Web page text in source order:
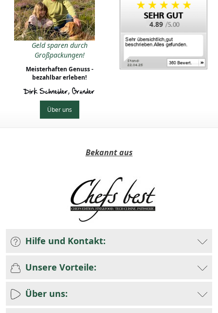
Geld sparen durch
Großpackungen!
Meisterhaften Genuss -
bezahlbar erleben!
Dirk Schneider, Gründer
Über uns
4.89
Bekannt aus
Hilfe und Kontakt:
Unsere Vorteile:
Über uns: